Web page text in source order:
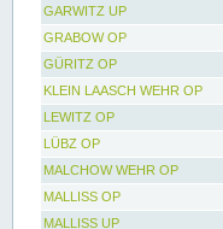
GARWITZ UP
GRABOW OP
GÜRITZ OP
KLEIN LAASCH WEHR OP
LEWITZ OP
LÜBZ OP
MALCHOW WEHR OP
MALLISS OP
MALLISS UP